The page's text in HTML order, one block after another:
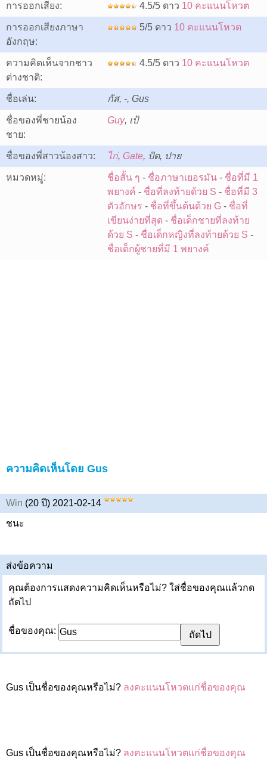
การออกเสียง: 4.5/5 ดาว 10 คะแนนโหวต
การออกเสียงภาษา
อังกฤษ:
5/5 ดาว 10 คะแนนโหวต
ความคิดเห็นจากชาว
ต่างชาติ:
4.5/5 ดาว 10 คะแนนโหวต
ชื่อเล่น: กัส, -, Gus
ชื่อของพี่ชายน้อง
ชาย:
Guy, เป้
ชื่อของพี่สาวน้องสาว: ไก่, Gate, ปัด, ปาย
หมวดหมู่: ชื่อสั้น ๆ - ชื่อภาษาเยอรมัน - ชื่อที่มี 1
พยางค์ - ชื่อที่ลงท้ายด้วย S - ชื่อที่มี 3
ตัวอักษร - ชื่อที่ขึ้นต้นด้วย G - ชื่อที่
เขียนง่ายที่สุด - ชื่อเด็กชายที่ลงท้าย
ด้วย S - ชื่อเด็กหญิงที่ลงท้ายด้วย S -
ชื่อเด็กผู้ชายที่มี 1 พยางค์
ความคิดเห็นโดย Gus
Win (20 ปี) 2021-02-14
ชนะ
ส่งข้อความ
คุณต้องการแสดงความคิดเห็นหรือไม่? ใส่ชื่อของคุณแล้วกด
ถัดไป
ชื่อของคุณ:
Gus เป็นชื่อของคุณหรือไม่? ลงคะแนนโหวตแก่ชื่อของคุณ
Gus เป็นชื่อของคุณหรือไม่? ลงคะแนนโหวตแก่ชื่อของคุณ